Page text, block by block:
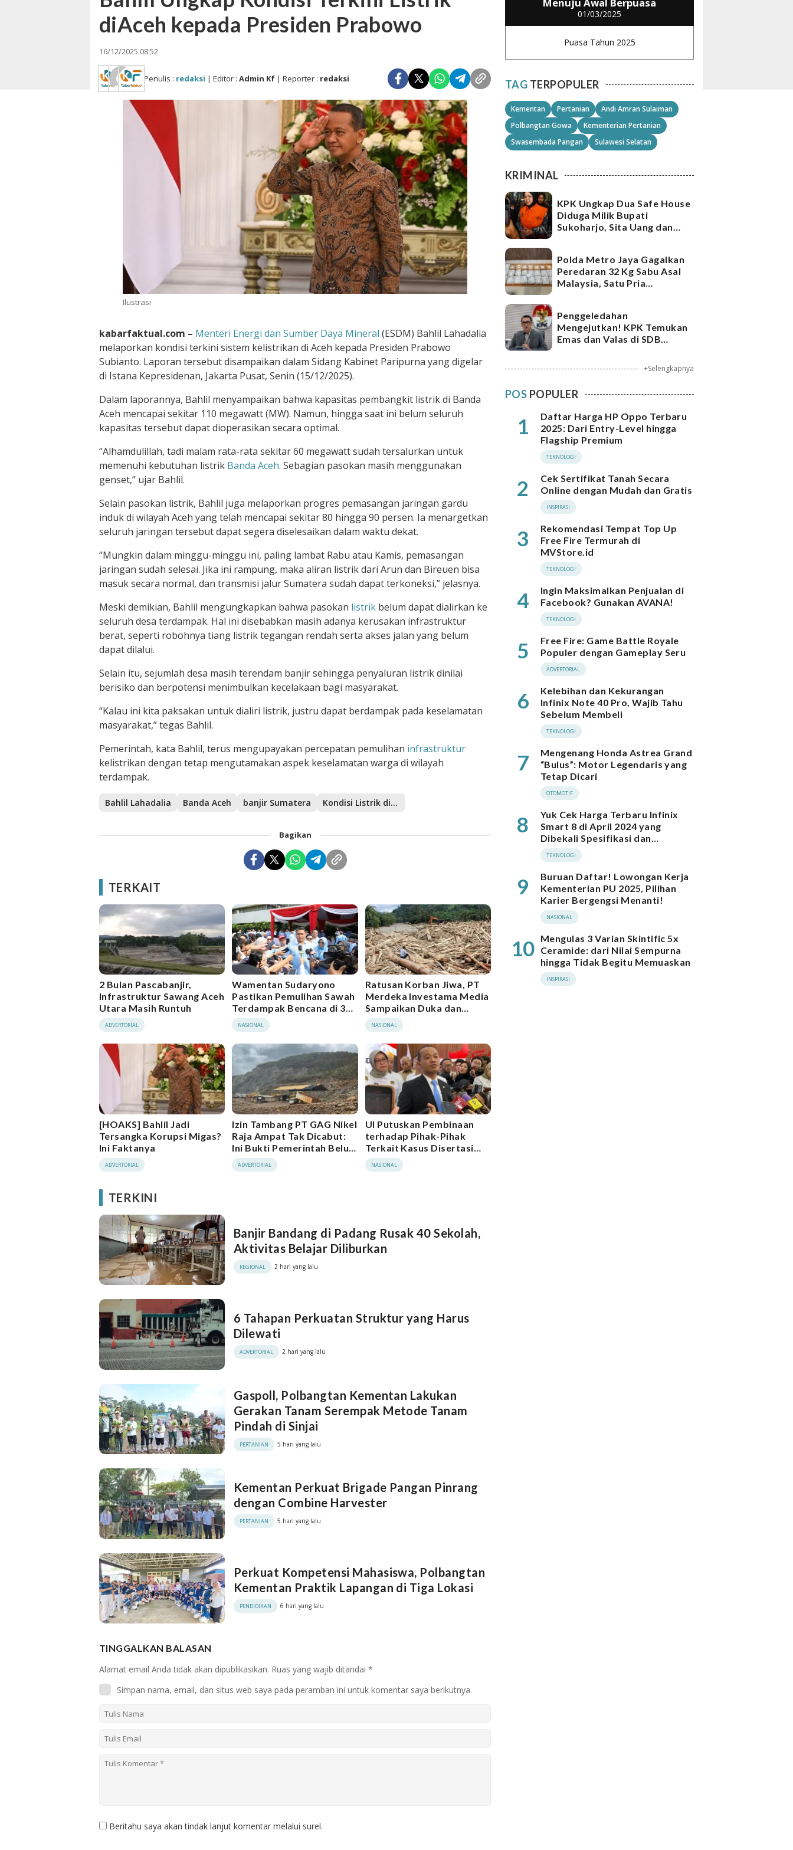
diAceh kepada Presiden Prabowo
16/12/2025 08:52
Penulis : redaksi | Editor : Admin Kf | Reporter : redaksi
Ilustrasi
kabarfaktual.com – Menteri Energi dan Sumber Daya Mineral (ESDM) Bahlil Lahadalia
melaporkan kondisi terkini sistem kelistrikan di Aceh kepada Presiden Prabowo
Subianto. Laporan tersebut disampaikan dalam Sidang Kabinet Paripurna yang digelar
di Istana Kepresidenan, Jakarta Pusat, Senin (15/12/2025).
Dalam laporannya, Bahlil menyampaikan bahwa kapasitas pembangkit listrik di Banda
Aceh mencapai sekitar 110 megawatt (MW). Namun, hingga saat ini belum seluruh
kapasitas tersebut dapat dioperasikan secara optimal.
“Alhamdulillah, tadi malam rata-rata sekitar 60 megawatt sudah tersalurkan untuk
memenuhi kebutuhan listrik Banda Aceh. Sebagian pasokan masih menggunakan
genset,” ujar Bahlil.
Selain pasokan listrik, Bahlil juga melaporkan progres pemasangan jaringan gardu
induk di wilayah Aceh yang telah mencapai sekitar 80 hingga 90 persen. Ia menargetkan
seluruh jaringan tersebut dapat segera diselesaikan dalam waktu dekat.
“Mungkin dalam minggu-minggu ini, paling lambat Rabu atau Kamis, pemasangan
jaringan sudah selesai. Jika ini rampung, maka aliran listrik dari Arun dan Bireuen bisa
masuk secara normal, dan transmisi jalur Sumatera sudah dapat terkoneksi,” jelasnya.
Meski demikian, Bahlil mengungkapkan bahwa pasokan listrik belum dapat dialirkan ke
seluruh desa terdampak. Hal ini disebabkan masih adanya kerusakan infrastruktur
berat, seperti robohnya tiang listrik tegangan rendah serta akses jalan yang belum
dapat dilalui.
Selain itu, sejumlah desa masih terendam banjir sehingga penyaluran listrik dinilai
berisiko dan berpotensi menimbulkan kecelakaan bagi masyarakat.
“Kalau ini kita paksakan untuk dialiri listrik, justru dapat berdampak pada keselamatan
masyarakat,” tegas Bahlil.
Pemerintah, kata Bahlil, terus mengupayakan percepatan pemulihan infrastruktur
kelistrikan dengan tetap mengutamakan aspek keselamatan warga di wilayah
terdampak.
Bahlil Lahadalia Banda Aceh banjir Sumatera Kondisi Listrik diAceh
Bagikan
TERKAIT
2 Bulan Pascabanjir,
Infrastruktur Sawang Aceh
Utara Masih Runtuh
ADVERTORIAL
Wamentan Sudaryono
Pastikan Pemulihan Sawah
Terdampak Bencana di 3
Provinsi
NASIONAL
Ratusan Korban Jiwa, PT
Merdeka Investama Media
Sampaikan Duka dan
Seruan Solidaritas untuk
Sumatera
NASIONAL
[HOAKS] Bahlil Jadi
Tersangka Korupsi Migas?
Ini Faktanya
ADVERTORIAL
Izin Tambang PT GAG Nikel
Raja Ampat Tak Dicabut:
Ini Bukti Pemerintah Belum
Legawa!
ADVERTORIAL
UI Putuskan Pembinaan
terhadap Pihak-Pihak
Terkait Kasus Disertasi
Bahlil Lahadalia
NASIONAL
TERKINI
Banjir Bandang di Padang Rusak 40 Sekolah,
Aktivitas Belajar Diliburkan
REGIONAL 2 hari yang lalu
6 Tahapan Perkuatan Struktur yang Harus
Dilewati
ADVERTORIAL 2 hari yang lalu
Gaspoll, Polbangtan Kementan Lakukan
Gerakan Tanam Serempak Metode Tanam
Pindah di Sinjai
PERTANIAN 5 hari yang lalu
Kementan Perkuat Brigade Pangan Pinrang
dengan Combine Harvester
PERTANIAN 5 hari yang lalu
Perkuat Kompetensi Mahasiswa, Polbangtan
Kementan Praktik Lapangan di Tiga Lokasi
PENDIDIKAN 6 hari yang lalu
TINGGALKAN BALASAN
Alamat email Anda tidak akan dipublikasikan. Ruas yang wajib ditandai *
Simpan nama, email, dan situs web saya pada peramban ini untuk komentar saya berikutnya.
Beritahu saya akan tindak lanjut komentar melalui surel.
Menuju Awal Berpuasa
01/03/2025
Puasa Tahun 2025
TAG TERPOPULER
Kementan Pertanian
Andi Amran Sulaiman
Polbangtan Gowa
Kementerian Pertanian
Swasembada Pangan
Sulawesi Selatan
KRIMINAL
KPK Ungkap Dua Safe House
Diduga Milik Bupati
Sukoharjo, Sita Uang dan
Polda Metro Jaya Gagalkan
Peredaran 32 Kg Sabu Asal
Malaysia, Satu Pria
Penggeledahan
Mengejutkan! KPK Temukan
Emas dan Valas di SDB
+Selengkapnya
POS POPULER
1
Daftar Harga HP Oppo Terbaru
2025: Dari Entry-Level hingga
Flagship Premium
TEKNOLOGI
2
Cek Sertifikat Tanah Secara
Online dengan Mudah dan Gratis
INSPIRASI
3
Rekomendasi Tempat Top Up
Free Fire Termurah di
MVStore.id
TEKNOLOGI
4
Ingin Maksimalkan Penjualan di
Facebook? Gunakan AVANA!
TEKNOLOGI
5
Free Fire: Game Battle Royale
Populer dengan Gameplay Seru
ADVERTORIAL
6
Kelebihan dan Kekurangan
Infinix Note 40 Pro, Wajib Tahu
Sebelum Membeli
TEKNOLOGI
7
Mengenang Honda Astrea Grand
“Bulus”: Motor Legendaris yang
Tetap Dicari
OTOMOTIF
8
Yuk Cek Harga Terbaru Infinix
Smart 8 di April 2024 yang
Dibekali Spesifikasi dan
Performa Menarik
TEKNOLOGI
9
Buruan Daftar! Lowongan Kerja
Kementerian PU 2025, Pilihan
Karier Bergengsi Menanti!
NASIONAL
10 Mengulas 3 Varian Skintific 5x
Ceramide: dari Nilai Sempurna
hingga Tidak Begitu Memuaskan
INSPIRASI